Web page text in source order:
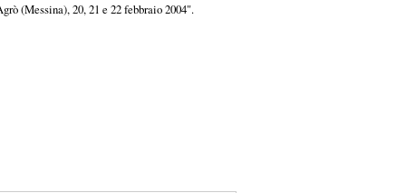
(Messina), 20, 21 e 22 febbraio 2004".